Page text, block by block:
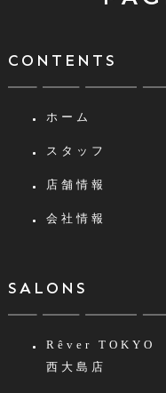
CONTENTS
ホーム
スタッフ
店舗情報
会社情報
SALONS
Rêver TOKYO
西大島店